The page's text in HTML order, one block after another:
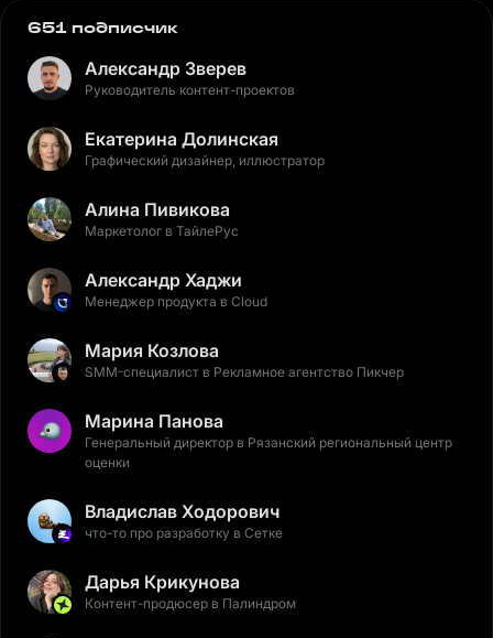
651 подписчик
Александр Зверев
Руководитель контент-проектов
Екатерина Долинская
Графический дизайнер, иллюстратор
Алина Пивикова
Маркетолог в ТайлеРус
Александр Хаджи
Менеджер продукта в Cloud
Мария Козлова
SMM-специалист в Рекламное агентство Пикчер
Марина Панова
Генеральный директор в Рязанский региональный центр
оценки
Владислав Ходорович
что-то про разработку в Сетке
Дарья Крикунова
Контент-продюсер в Палиндром